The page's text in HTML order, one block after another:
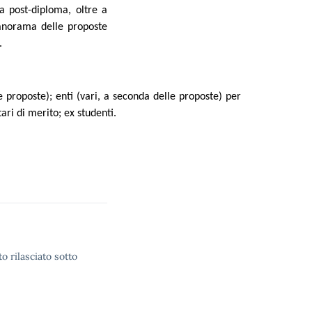
post-diploma, oltre a
delle proposte
proposte); enti (vari, a seconda delle proposte) per
di merito; ex studenti.
rilasciato sotto